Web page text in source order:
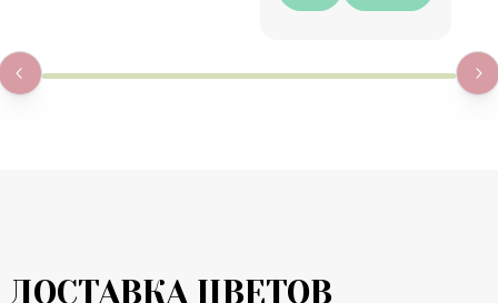
ДОСТАВКА ЦВЕТОВ